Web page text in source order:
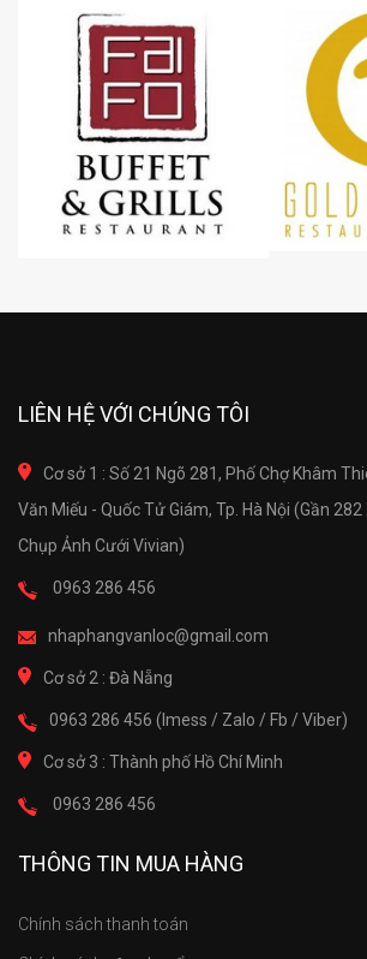
LIÊN HỆ VỚI CHÚNG TÔI
Cơ sở 1 : Số 21 Ngõ 281, Phố Chợ Khâm
Văn Miếu - Quốc Tử Giám, Tp. Hà Nội (Gần
Chụp Ảnh Cưới Vivian)
0963 286 456
nhaphangvanloc@gmail.com
Cơ sở 2 : Đà Nẵng
0963 286 456 (Imess / Zalo / Fb / Viber)
Cơ sở 3 : Thành phố Hồ Chí Minh
0963 286 456
THÔNG TIN MUA HÀNG
Chính sách thanh toán